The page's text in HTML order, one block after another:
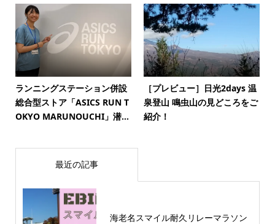
ランニングステーション併設
総合型ストア「ASICS RUN T
OKYO MARUNOUCHI」潜...
［プレビュー］日光2days 温
泉登山 鳴虫山の見どころをご
紹介！
最近の記事
海老名スマイル耐久リレーマラソン